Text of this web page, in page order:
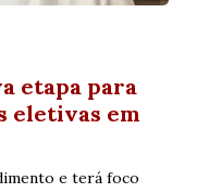
etapa para
eletivas em
e terá foco